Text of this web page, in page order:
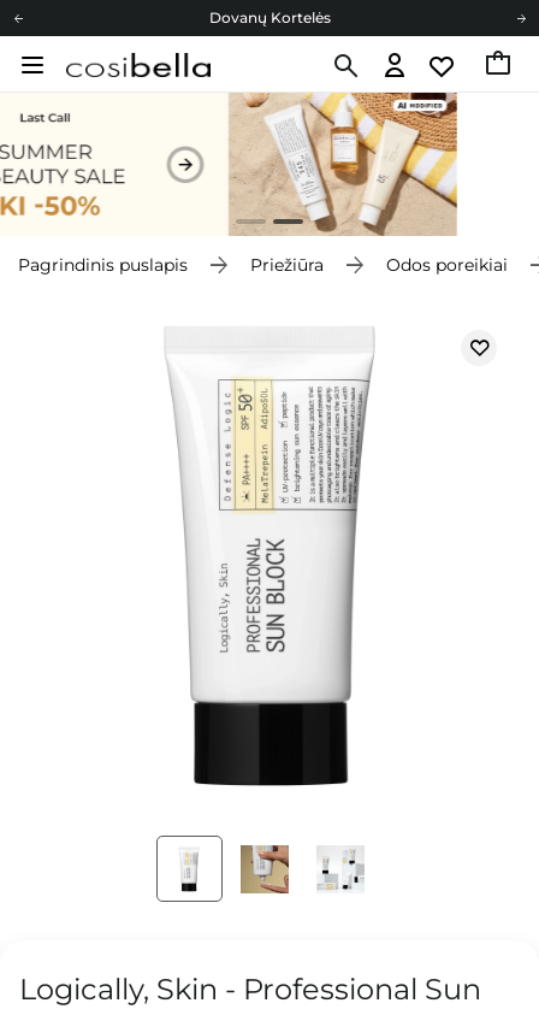
Dovanų Kortelės
Cosibella lojalumo programa
Dovanų Kortelės
Pagrindinis puslapis Priežiūra Odos poreikiai
Logically, Skin - Professional Sun